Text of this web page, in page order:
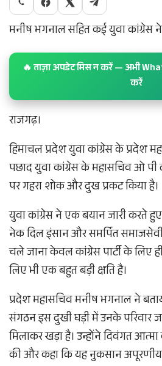
मनीष भगनाल सहित कई युवा
🔥 ताज़ा अपडेट मिस न करें — अभी
करें
राजगढ़।
हिमाचल प्रदेश युवा कांग्रेस के प्रदेश
पछाद युवा कांग्रेस के महासचिव ओ
पर गहरा शोक और दुख प्रकट किया है।​
युवा कांग्रेस ने एक बयान जारी करते
नेक दिल इंसान और समर्पित
चले जाना केवल कांग्रेस पार्टी के लिए
लिए भी एक बहुत बड़ी क्षति है।​
प्रदेश महासचिव मनीष भगनाल ने
संगठन इस दुखी घड़ी में उनके
मिलाकर खड़ा है। उन्होंने दिवंगत आत्मा
की और कहा कि यह नुकसान अपूरणीय